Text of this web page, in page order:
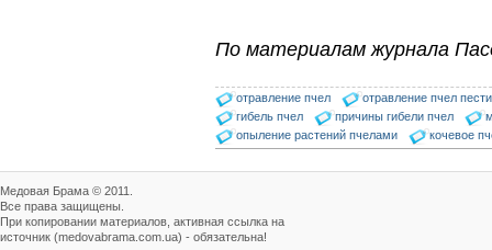
По материалам журнала
отравление пчел
отравление пчел
гибель пчел
причины гибели пчел
опыление растений пчелами
кочевое
Медовая Брама © 2011.
Все права защищены.
При копировании материалов, активная ссылка на
источник (medovabrama.com.ua) - обязательна!